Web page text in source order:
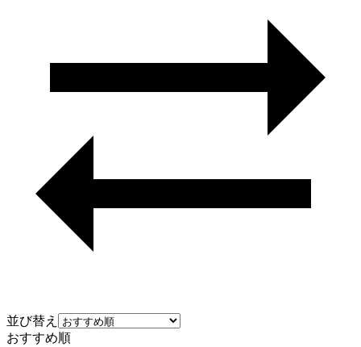
並び替え
おすすめ順